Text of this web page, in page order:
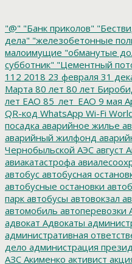
"@" "Банк приколов"
дела" "железобетонные
малоимущие "обманутые
субботник" "Цементный
112 2018 23 февраля 31
Марта 80 лет 80 лет
лет ЕАО 85_лет_ЕАО 9 мая
QR-код WhatsApp Wi-Fi
посадка аварийное жилье
аварийный жилфонд
Чернобыльской АЭС август
авиакатастрофа
автобус автобусная
автобусные остановки
парк автобусы автовокзал
автомобиль автоперевозки
адвокат Адвокаты
административная
дело администрация
АЗС Акименко активист